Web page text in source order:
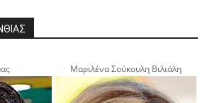
Μαριλένα Σούκουλη Βιλιάλη